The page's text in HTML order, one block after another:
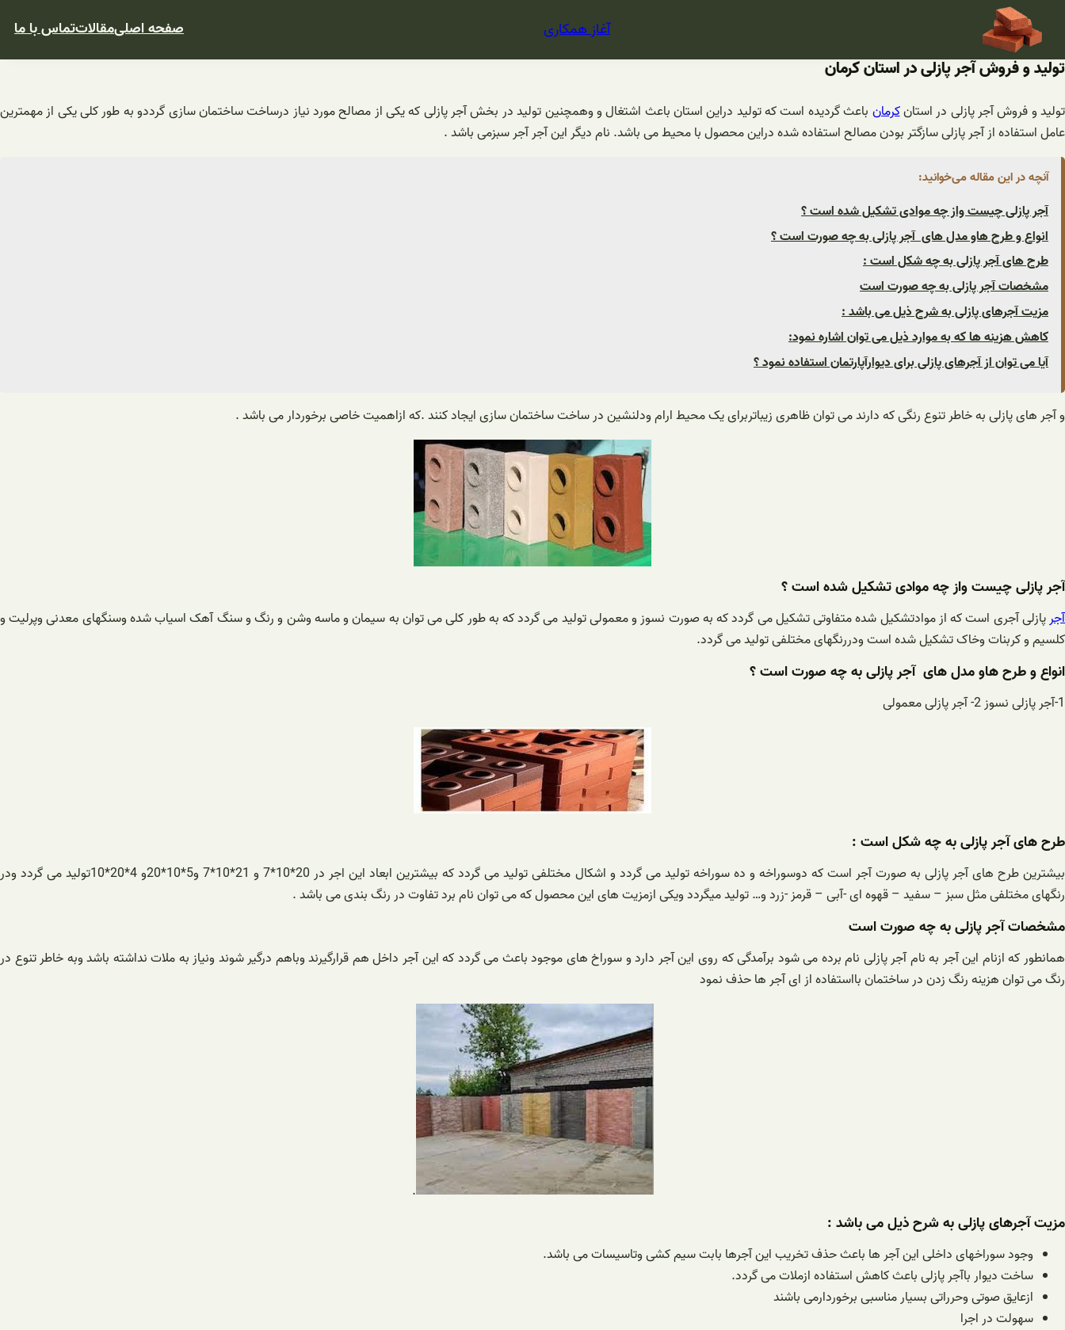
محتوا
آغاز همکاری صفحه اصلیمقالاتتماس با ما
تولید و فروش آجر پازلی در استان کرمان
تولید و فروش آجر پازلی در استانکرمان باعث گردیده است که تولید دراین استان باعث اشتغال و وهمچنین تولید در بخش آجر پازلی که یکی از مصالح مورد نیاز درساخت ساختمان سازی گرددو به طور کلی یکی از مهمترین
عامل استفاده از آجر پازلی سازگتر بودن مصالح استفاده شده دراین محصول با محیط می باشد. نام دیگر این آجر آجر سبزمی باشد .
آنچه در این مقاله می‌خوانید:
آجر پازلی چیست واز چه موادی تشکیل شده است ؟
انواع و طرح هاو مدل های آجر پازلی به چه صورت است ؟
طرح های آجر پازلی به چه شکل است :
مشخصات آجر پازلی به چه صورت است
مزیت آجرهای پازلی به شرح ذیل می باشد :
کاهش هزینه ها که به موارد ذیل می توان اشاره نمود:
آیا می توان از آجرهای پازلی برای دیوارآپارتمان استفاده نمود ؟
و آجر های پازلی به خاطر تنوع رنگی که دارند می توان ظاهری زیباتربرای یک محیط ارام ودلنشین در ساخت ساختمان سازی ایجاد کنند .که ازاهمیت خاصی برخوردار می باشد .
آجر پازلی چیست واز چه موادی تشکیل شده است ؟
آجرپازلی آجری است که از موادتشکیل شده متفاوتی تشکیل می گردد که به صورت نسوز و معمولی تولید می گردد که به طور کلی می توان به سیمان و ماسه وشن و رنگ و سنگ آهک اسیاب شده وسنگهای معدنی وپرلیت و
کلسیم و کربنات وخاک تشکیل شده است ودررنگهای مختلفی تولید می گردد.
انواع و طرح هاو مدل های آجر پازلی به چه صورت است ؟
1-آجر پازلی نسوز 2- آجر پازلی معمولی
طرح های آجر پازلی به چه شکل است :
بیشترین طرح های آجر پازلی به صورت آجر است که دوسوراخه و ده سوراخه تولید می گردد و اشکال مختلفی تولید می گردد که بیشترین ابعاد این اجر در 20*10*7 و 21*10*7 و5*10*20و 4*20*10تولید می گردد ودر
رنگهای مختلفی مثل سبز – سفید – قهوه ای -آبی – قرمز -زرد و… تولید میگردد ویکی ازمزیت های این محصول که می توان نام برد تفاوت در رنگ بندی می باشد .
مشخصات آجر پازلی به چه صورت است
همانطور که ازنام این آجر به نام آجر پازلی نام برده می شود برآمدگی که روی این آجر دارد و سوراخ های موجود باعث می گردد که این آجر داخل هم قرارگیرند وباهم درگیر شوند ونیاز به ملات نداشته باشد وبه خاطر تنوع در
رنگ می توان هزینه رنگ زدن در ساختمان بااستفاده از ای آجر ها حذف نمود
.
مزیت آجرهای پازلی به شرح ذیل می باشد :
وجود سوراخهای داخلی این آجر ها باعث حذف تخریب این آجرها بابت سیم کشی وتاسیسات می باشد.
ساخت دیوار باآجر پازلی باعث کاهش استفاده ازملات می گردد.
ازعایق صوتی وحرراتی بسیار مناسبی برخوردارمی باشند
سهولت در اجرا